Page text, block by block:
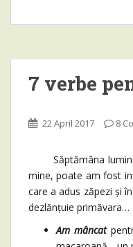
7 verbe
22 April 2017 8
Săptămâna
mine, poate am fost
care a adus zăpezi și
dezlănțuie primăvara…
Am mâncat